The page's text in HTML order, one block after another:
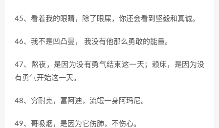
45、看着我的眼睛，除了眼屎，你还会看到坚毅和真诚。
46、我不是凹凸曼， 我没有他那么勇敢的能量。
47、熬夜，是因为没有勇气结束这一天；赖床，是因为没
有勇气开始这一天。
48、穷耐克，富阿迪，流氓一身阿玛尼。
49、哥吸烟，是因为它伤肺，不伤心。